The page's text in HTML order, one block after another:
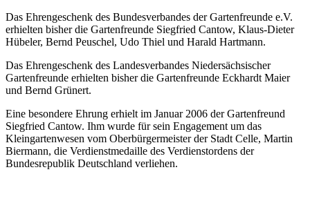
Das Ehrengeschenk des Bundesverbandes der Gartenfreunde e.V.
erhielten bisher die Gartenfreunde Siegfried Cantow, Klaus-Dieter
Hübeler, Bernd Peuschel, Udo Thiel und Harald Hartmann.
Das Ehrengeschenk des Landesverbandes Niedersächsischer
Gartenfreunde erhielten bisher die Gartenfreunde Eckhardt Maier
und Bernd Grünert.
Eine besondere Ehrung erhielt im Januar 2006 der Gartenfreund
Siegfried Cantow. Ihm wurde für sein Engagement um das
Kleingartenwesen vom Oberbürgermeister der Stadt Celle, Martin
Biermann, die Verdienstmedaille des Verdienstordens der
Bundesrepublik Deutschland verliehen.